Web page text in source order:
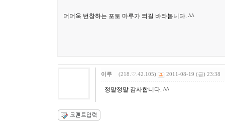
더더욱 번창하는 포토 마루가 되길 바라봅니다. ^^
이루 (218.♡.42.105) 2011-08-19 (금) 23:38
정말정말 감사합니다. ^^